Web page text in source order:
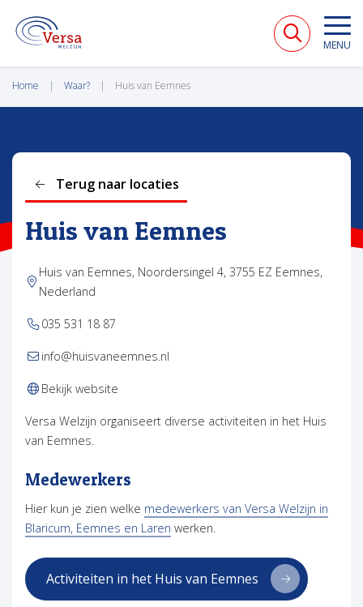
VERSA WELZIJN MENU
Home Waar? Huis van Eemnes
Terug naar locaties
Huis van Eemnes
Huis van Eemnes, Noordersingel 4, 3755 EZ Eemnes,
Nederland
035 531 18 87
info@huisvaneemnes.nl
Bekijk website
Versa Welzijn organiseert diverse activiteiten in het Huis
van Eemnes.
Medewerkers
Hier kun je zien welke medewerkers van Versa Welzijn in
Blaricum, Eemnes en Laren werken.
Activiteiten in het Huis van Eemnes